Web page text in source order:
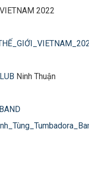
2022
Ninh Thuận